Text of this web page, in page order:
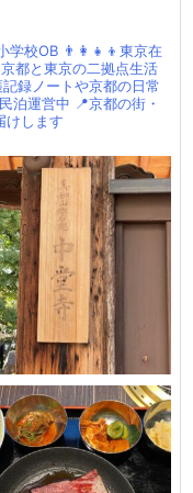
学校OB 👨‍👩‍👧‍👦東京在
都と東京の二拠点生活
録ノートや京都の日常
泊運営中 📍京都の街・
けします